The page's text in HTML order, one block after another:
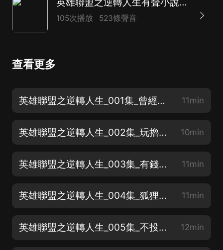
105次播放 523條聲音
查看更多
英雄聯盟之逆轉人生_001集_曾經的職業選手 11min
英雄聯盟之逆轉人生_002集_玩擼啊擼的妹子 10min
英雄聯盟之逆轉人生_003集_有錢還買假包？ 11min
英雄聯盟之逆轉人生_004集_狐狸E閃現 11min
英雄聯盟之逆轉人生_005集_不投降就能贏 12min